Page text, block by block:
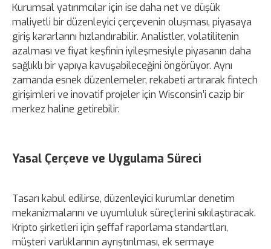
Kurumsal yatırımcılar için ise daha net ve düşük
maliyetli bir düzenleyici çerçevenin oluşması, piyasaya
giriş kararlarını hızlandırabilir. Analistler, volatilitenin
azalması ve fiyat keşfinin iyileşmesiyle piyasanın daha
sağlıklı bir yapıya kavuşabileceğini öngörüyor. Aynı
zamanda esnek düzenlemeler, rekabeti artırarak fintech
girişimleri ve inovatif projeler için Wisconsin’i cazip bir
merkez haline getirebilir.
Yasal Çerçeve ve Uygulama Süreci
Tasarı kabul edilirse, düzenleyici kurumlar denetim
mekanizmalarını ve uyumluluk süreçlerini sıkılaştıracak.
Kripto şirketleri için şeffaf raporlama standartları,
müşteri varlıklarının ayrıştırılması, ek sermaye